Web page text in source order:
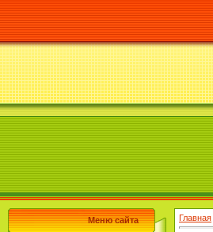
Меню сайта Главная